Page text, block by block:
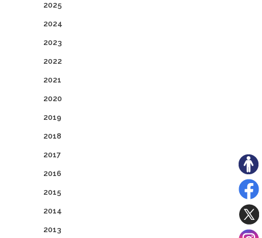
2025
2024
2023
2022
2021
2020
2019
2018
2017
2016
2015
2014
2013